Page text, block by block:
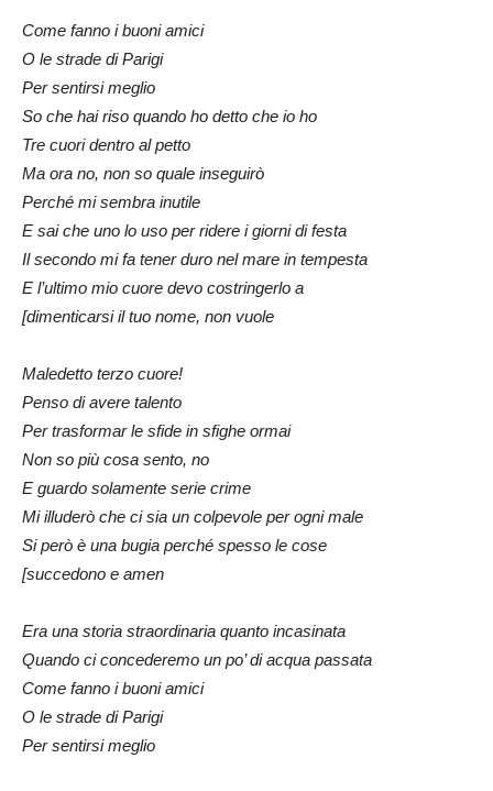
Come fanno i buoni amici
O le strade di Parigi
Per sentirsi meglio
So che hai riso quando ho detto che io ho
Tre cuori dentro al petto
Ma ora no, non so quale inseguirò
Perché mi sembra inutile
E sai che uno lo uso per ridere i giorni di festa
Il secondo mi fa tener duro nel mare in tempesta
E l’ultimo mio cuore devo costringerlo a
[dimenticarsi il tuo nome, non vuole
Maledetto terzo cuore!
Penso di avere talento
Per trasformar le sfide in sfighe ormai
Non so più cosa sento, no
E guardo solamente serie crime
Mi illuderò che ci sia un colpevole per ogni male
Si però è una bugia perché spesso le cose
[succedono e amen
Era una storia straordinaria quanto incasinata
Quando ci concederemo un po’ di acqua passata
Come fanno i buoni amici
O le strade di Parigi
Per sentirsi meglio